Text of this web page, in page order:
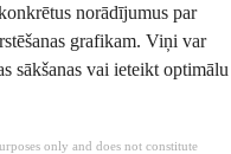
norādījumus par
grafikam. Viņi var
sākšanas vai ieteikt optimālu
only and does not constitute